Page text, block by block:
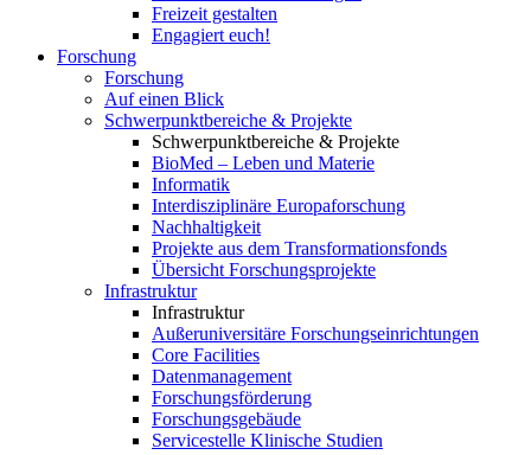
Freizeit gestalten
Engagiert euch!
Forschung
Forschung
Auf einen Blick
Schwerpunktbereiche & Projekte
Schwerpunktbereiche & Projekte
BioMed – Leben und Materie
Informatik
Interdisziplinäre Europaforschung
Nachhaltigkeit
Projekte aus dem Transformationsfonds
Übersicht Forschungsprojekte
Infrastruktur
Infrastruktur
Außeruniversitäre Forschungseinrichtungen
Core Facilities
Datenmanagement
Forschungsförderung
Forschungsgebäude
Servicestelle Klinische Studien